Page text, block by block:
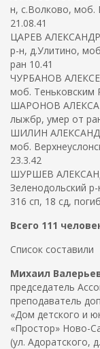
н, с.Волково, моб.
21.08.41
ЦАРЕВ АЛЕКСАНДР
р-н, д.Улитино,
ран 10.41
ЧУРБАНОВ
моб. Теньковским
ШАРОНОВ
лыжбр, умер от
ШИЛИН
моб.
23.3.42
ШУРШЕВ
Зеленодольский
316 сп, 18 сд,
Всего 111
Список составили
Михаил
председатель
преподаватель
«Дом детского и
«Простор» Ново-
(ул. Адоратского,